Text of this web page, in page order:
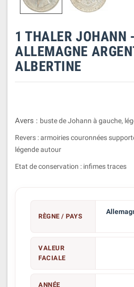
1 THALER JOHANN -
ALLEMAGNE
ALBERTINE
Avers : buste de Johann à gauche,
Revers : armoiries couronnées
légende autour
Etat de conservation : infimes traces
RÈGNE / PAYS
VALEUR
FACIALE
ANNÉE